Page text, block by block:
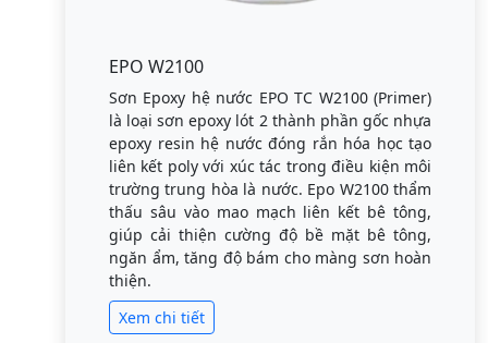
EPO W2100
Sơn Epoxy hệ nước EPO TC W2100 (Primer)
là loại sơn epoxy lót 2 thành phần gốc nhựa
epoxy resin hệ nước đóng rắn hóa học tạo
liên kết poly với xúc tác trong điều kiện môi
trường trung hòa là nước. Epo W2100 thẩm
thấu sâu vào mao mạch liên kết bê tông,
giúp cải thiện cường độ bề mặt bê tông,
ngăn ẩm, tăng độ bám cho màng sơn hoàn
thiện.
Xem chi tiết